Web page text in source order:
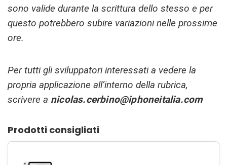
sono valide durante la scrittura dello stesso e per
questo potrebbero subire variazioni nelle prossime
ore.
Per tutti gli sviluppatori interessati a vedere la
propria applicazione all’interno della rubrica,
scrivere a nicolas.cerbino@iphoneitalia.com
Prodotti consigliati